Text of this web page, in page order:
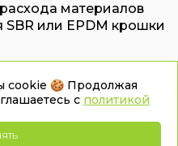
материалов
или EPDM крошки
завод
технологий»
cookie 🍪 Продолжая
с политикой